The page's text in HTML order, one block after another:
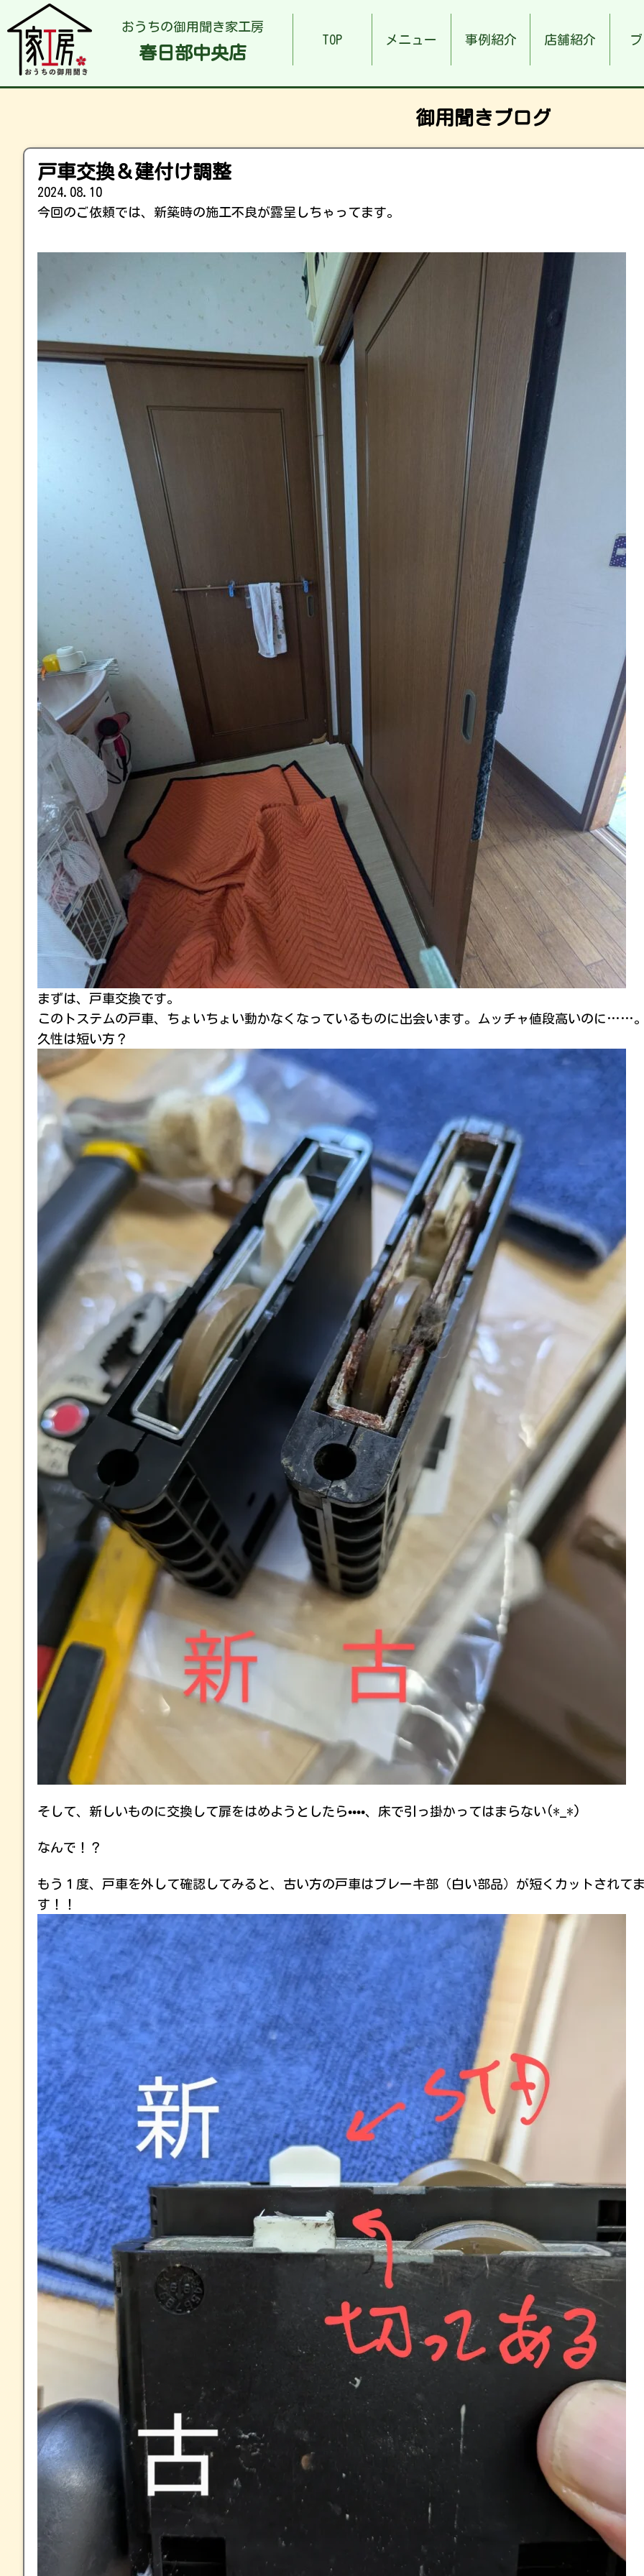
おうちの御用聞き家工房
春日部中央店
TOP メニュー 事例紹介 店舗紹介
御用聞きブログ
戸車交換＆建付け調整
2024.08.10
今回のご依頼では、新築時の施工不良が露呈しちゃってます。
まずは、戸車交換です。
このトステムの戸車、ちょいちょい動かなくなっているものに出会います。ムッチャ値段高いのに……
久性は短い方？
そして、新しいものに交換して扉をはめようとしたら••••、床で引っ掛かってはまらない(*_*)
なんで！？
もう１度、戸車を外して確認してみると、古い方の戸車はブレーキ部（白い部品）が短くカットされて
す！！